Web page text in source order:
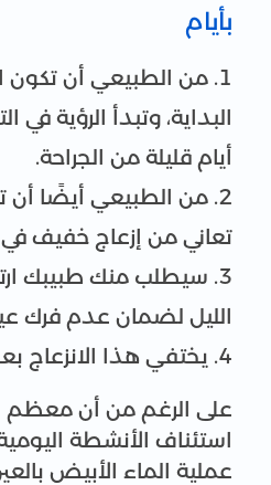
بأيام
من الطبيعي أن تكون
البداية، وتبدأ الرؤية
أيام قليلة من الجراحة.
من الطبيعي أيضًا أن
تعاني من إزعاج خفيف
سيطلب منك طبيبك
الليل لضمان عدم فرك
يختفي هذا الانزعاج
على الرغم من أن
عملية الماء الأبيض